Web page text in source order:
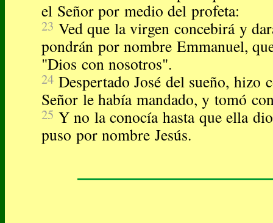
el Señor por medio del profeta:
23 Ved que la virgen concebirá y
pondrán por nombre Emmanuel,
"Dios con nosotros".
24 Despertado José del sueño, hizo
Señor le había mandado, y tomó
25 Y no la conocía hasta que ella
puso por nombre Jesús.